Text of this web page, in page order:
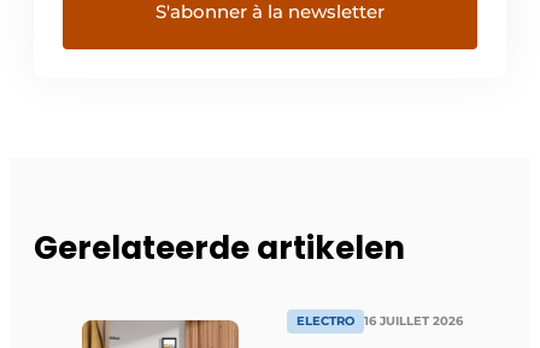
Gerelateerde artikelen
ELECTRO 16 JUILLET 2026